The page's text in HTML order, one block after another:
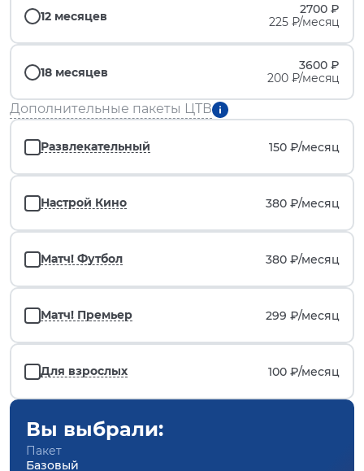
12 месяцев
2700 ₽
225 ₽/месяц
18 месяцев
3600 ₽
200 ₽/месяц
Дополнительные пакеты ЦТВ
Развлекательный 150 ₽/месяц
Настрой Кино 380 ₽/месяц
Матч! Футбол 380 ₽/месяц
Матч! Премьер 299 ₽/месяц
Для взрослых 100 ₽/месяц
Вы выбрали:
Пакет
Базовый